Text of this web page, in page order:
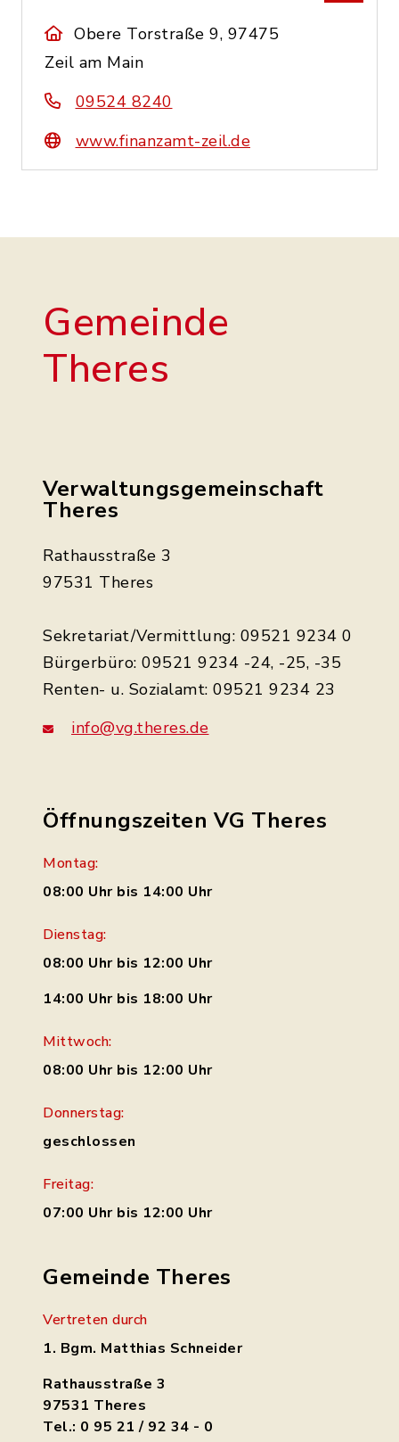
Obere Torstraße 9, 97475
Zeil am Main
09524 8240
www.finanzamt-zeil.de
Gemeinde
Theres
Verwaltungsgemeinschaft
Theres
Rathausstraße 3
97531 Theres
Sekretariat/Vermittlung: 09521 9234 0
Bürgerbüro: 09521 9234 -24, -25, -35
Renten- u. Sozialamt: 09521 9234 23
info@vg.theres.de
Öffnungszeiten VG Theres
Montag:
08:00 Uhr bis 14:00 Uhr
Dienstag:
08:00 Uhr bis 12:00 Uhr
14:00 Uhr bis 18:00 Uhr
Mittwoch:
08:00 Uhr bis 12:00 Uhr
Donnerstag:
geschlossen
Freitag:
07:00 Uhr bis 12:00 Uhr
Gemeinde Theres
Vertreten durch
1. Bgm. Matthias Schneider
Rathausstraße 3
97531 Theres
Tel.: 0 95 21 / 92 34 - 0